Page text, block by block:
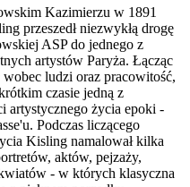
Kazimierzu w 1891
przeszedł niezwykłą drogę
ASP do jednego z
artystów Paryża. Łącząc
ludzi oraz pracowitość,
czasie jedną z
artystycznego życia epoki -
Podczas liczącego
Kisling namalował kilka
aktów, pejzaży,
- w których klasyczna